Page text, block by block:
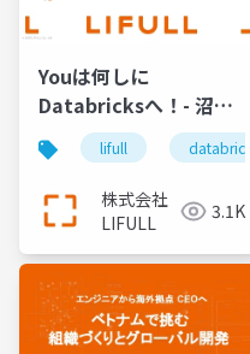
Youは何しに
Databricksへ！- 沼か
らLakehouseに住む場
所変えにきました
lifull databricks
株式会社
LIFULL
3.1K